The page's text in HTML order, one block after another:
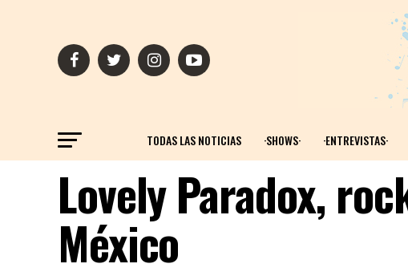
TODAS LAS NOTICIAS ·SHOWS· ·ENTREVISTAS·
Lovely Paradox,
México